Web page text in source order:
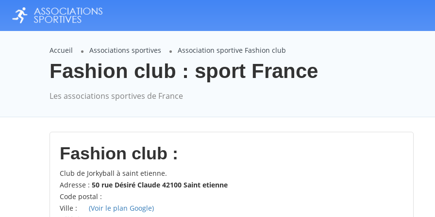
Accueil Associations sportives Association sportive Fashion club
Fashion club : sport France
Les associations sportives de France
Fashion club :
Club de Jorkyball à saint etienne.
Adresse : 50 rue Désiré Claude 42100 Saint etienne
Code postal :
Ville :
(Voir le plan Google)